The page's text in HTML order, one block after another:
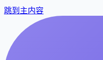
跳到主内容